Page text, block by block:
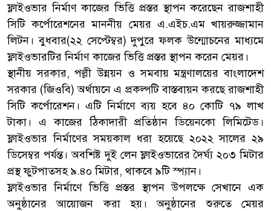
ফ্লাইওভার নির্মাণ কাজের ভিত্তি প্রস্তর স্থাপন করেছেন রাজশাহী
সিটি কর্পোরেশনের মাননীয় মেয়র এ.এইচ.এম খায়রুজ্জামান
লিটন। বুধবার(২২ সেপ্টেম্বর) দুপুরে ফলক উন্মোচনের মাধ্যমে
ফ্লাইওভারটির নির্মাণ কাজের ভিত্তি প্রস্তর স্থাপন করেন মেয়র।
স্থানীয় সরকার, পল্লী উন্নয়ন ও সমবায় মন্ত্রণালয়ের বাংলাদেশ
সরকার (জিওবি) অর্থায়নে এ প্রকল্পটি বাস্তবায়ন করছে রাজশাহী
সিটি কর্পোরেশন। এটি নির্মাণে ব্যয় হবে ৪০ কোটি ৭৯ লাখ
টাকা। এ কাজের ঠিকাদারী প্রতিষ্ঠান ডিয়েনকো লিমিটেড।
ফ্লাইওভার নির্মাণের সময়কাল ধরা হয়েছে ২০২২ সালের ২৯
ডিসেম্বর পর্যন্ত। অবশিষ্ট দুই লেন ফ্লাইওভারের দৈর্ঘ্য ২০৩ মিটার
প্রস্থ ফুটপাতসহ ৯.৪০ মিটার, থাকবে ৯টি স্প্যান।
ফ্লাইওভার নির্মাণে ভিত্তি প্রস্তর স্থাপন উপলক্ষে সেখানে এক
অনুষ্ঠানের আয়োজন করা হয়। অনুষ্ঠানের শুরুতে মেয়র